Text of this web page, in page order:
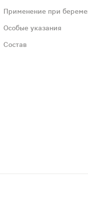
Применение при
Особые указания
Состав